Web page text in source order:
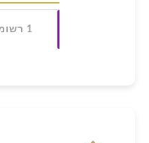
1 רשומה